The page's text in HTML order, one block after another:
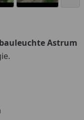
Astrum